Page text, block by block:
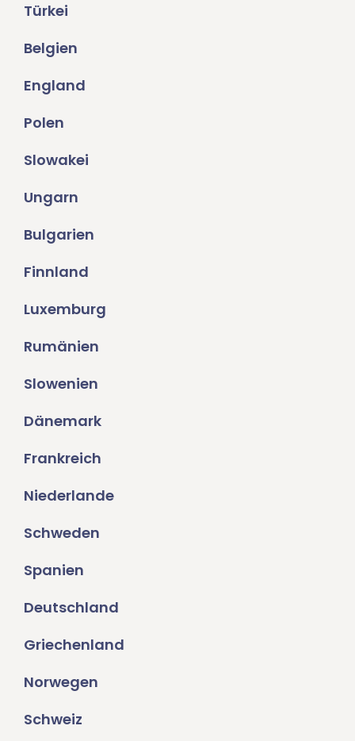
Türkei
Belgien
England
Polen
Slowakei
Ungarn
Bulgarien
Finnland
Luxemburg
Rumänien
Slowenien
Dänemark
Frankreich
Niederlande
Schweden
Spanien
Deutschland
Griechenland
Norwegen
Schweiz